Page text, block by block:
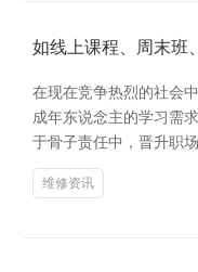
如线上课程、周末班
在现在竞争热烈的社会
成年东说念主的学习需
于骨子责任中，晋升职
维修资讯